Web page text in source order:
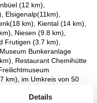
(12 km),
Elsigenalp(11km),
km), Kiental (14 km),
Niesen (9.8 km),
Frutigen (3.7 km),
Bunkeranlage
Restaurant Chemihütte
km), im Umkreis von 50
ist für jeden Gast
Details